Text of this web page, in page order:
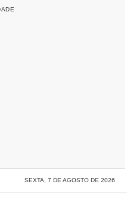
SEXTA, 7 DE AGOSTO DE 2026